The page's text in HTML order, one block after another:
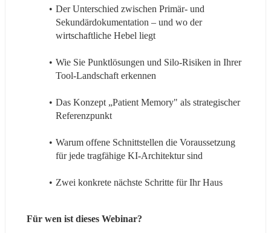
Der Unterschied zwischen Primär- und
Sekundärdokumentation – und wo der
wirtschaftliche Hebel liegt
Wie Sie Punktlösungen und Silo-Risiken in Ihrer
Tool-Landschaft erkennen
Das Konzept „Patient Memory" als strategischer
Referenzpunkt
Warum offene Schnittstellen die Voraussetzung
für jede tragfähige KI-Architektur sind
Zwei konkrete nächste Schritte für Ihr Haus
Für wen ist dieses Webinar?